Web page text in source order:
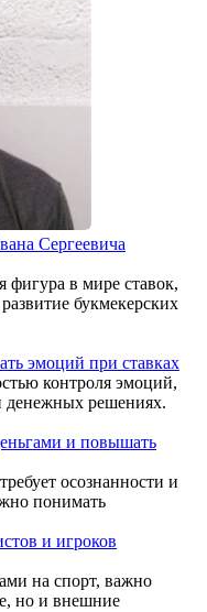
Сергеевича
фигура в мире ставок,
букмекерских
эмоций при ставках
контроля эмоций,
денежных решениях.
и повышать
осознанности и
понимать
и игроков
на спорт, важно
но и внешние